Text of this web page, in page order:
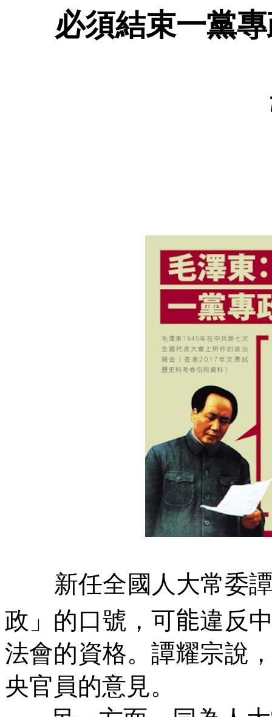
必須結束一黨
新任全國人大常委
政」的口號，可能違反
法會的資格。譚耀宗說
央官員的意見。